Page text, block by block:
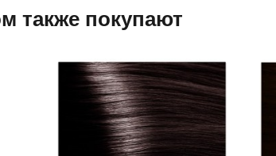
также покупают